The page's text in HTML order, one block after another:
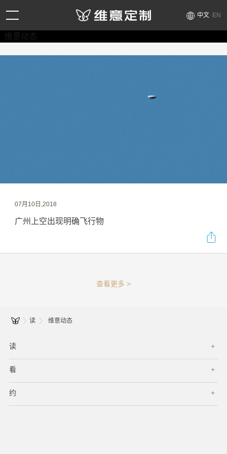
中文 EN
维意动态
07月10日,2018
广州上空出现明确飞行物
查看更多 >
读 维意动态
读
看
约